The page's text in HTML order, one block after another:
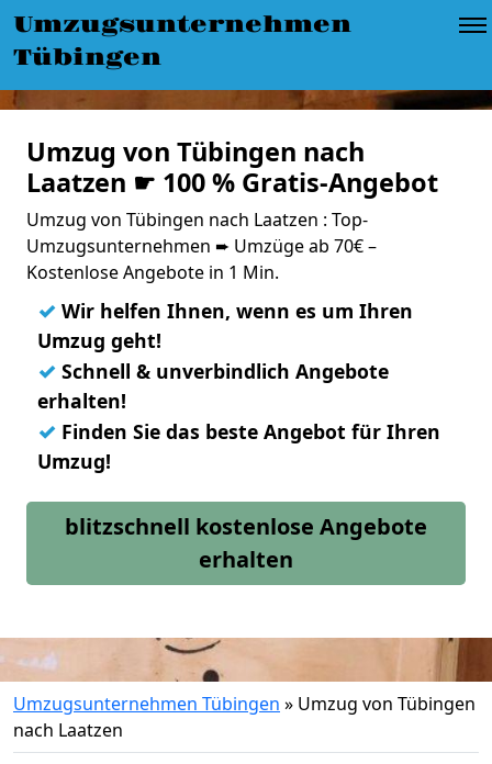
Umzugsunternehmen
Tübingen
Umzug von Tübingen nach
Laatzen ☛ 100 % Gratis-Angebot
Umzug von Tübingen nach Laatzen : Top-
Umzugsunternehmen ➨ Umzüge ab 70€ –
Kostenlose Angebote in 1 Min.
✓ Wir helfen Ihnen, wenn es um Ihren
Umzug geht!
✓ Schnell & unverbindlich Angebote
erhalten!
✓ Finden Sie das beste Angebot für Ihren
Umzug!
blitzschnell kostenlose Angebote
erhalten
Umzugsunternehmen Tübingen » Umzug von Tübingen
nach Laatzen